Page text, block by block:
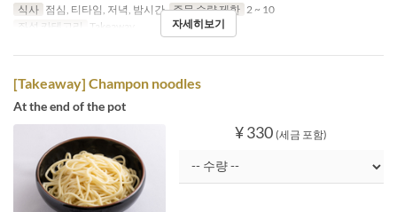
식사 점심, 티타임, 저녁, 밤시간 주문 수량 제한 2 ~ 10
좌석 카테고리
Takeaway 자세히보기
[Takeaway] Champon noodles
At the end of the pot
¥ 330 (세금 포함)